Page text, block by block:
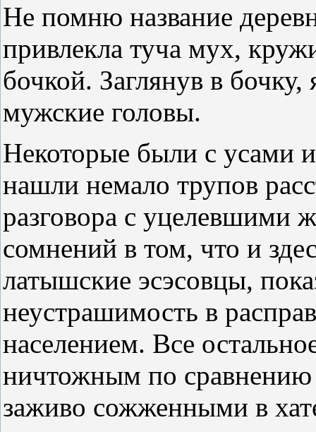
Не помню название
привлекла туча мух,
бочкой. Заглянув в
мужские головы.
Некоторые были с усами
нашли немало трупов
разговора с уцелевшими
сомнений в том, что и
латышские эсэсовцы,
неустрашимость в
населением. Все
ничтожным по
заживо сожженными в